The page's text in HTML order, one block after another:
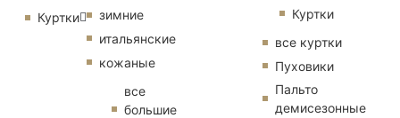
Куртки
зимние
итальянские
кожаные
все
большие
Куртки
все куртки
Пуховики
Пальто
демисезонные